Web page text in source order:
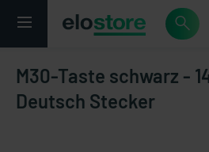
M30-Taste schwarz -
Deutsch Stecker